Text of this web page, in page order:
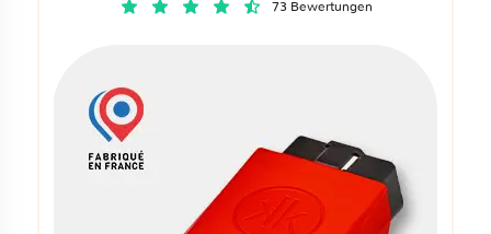
73 Bewertungen